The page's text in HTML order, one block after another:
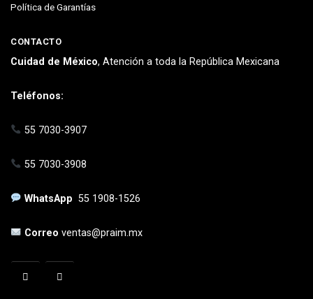
Política de Garantías
CONTACTO
Cuidad de México, Atención a toda la República Mexicana
Teléfonos:
55 7030-3907
55 7030-3908
WhatsApp55 1908-1526
Correoventas@praim.mx